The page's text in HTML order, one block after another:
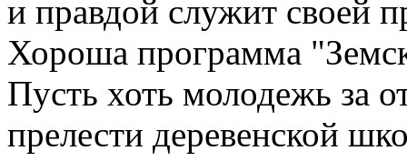
и правдой служит своей
Хороша программа
Пусть хоть молодежь за
прелести деревенской